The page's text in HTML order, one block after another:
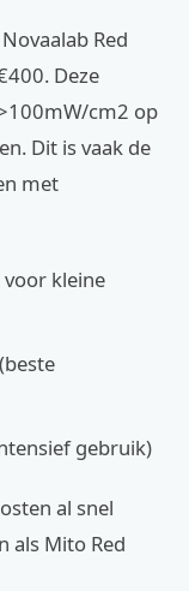
Red
Deze
cm2 op
Dit is vaak de
met
kleine
gebruik)
al snel
als Mito Red